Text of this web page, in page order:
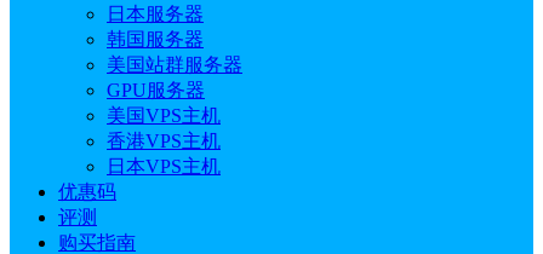
日本服务器
韩国服务器
美国站群服务器
GPU服务器
美国VPS主机
香港VPS主机
日本VPS主机
优惠码
评测
购买指南